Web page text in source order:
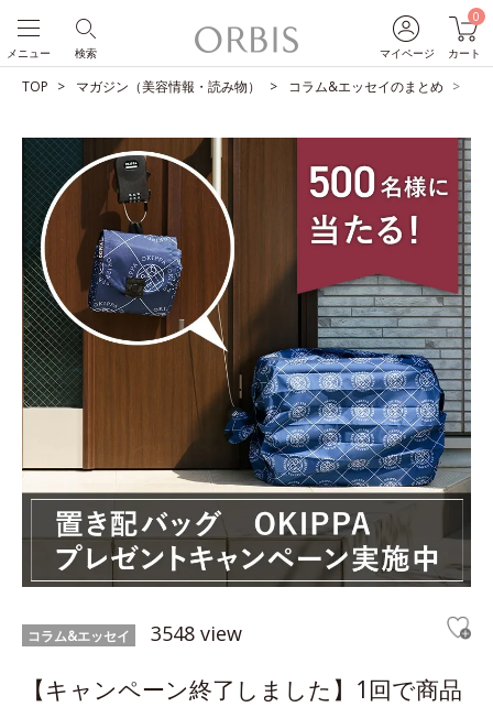
マイページ
0
カート
検索
メニュー
TOP マガジン（美容情報・読み物） コラム&エッセイのまとめ
コラム&エッセイ 3548 view
【キャンペーン終了しました】1回で商品